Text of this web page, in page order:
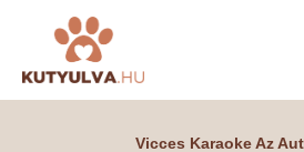
Vicces Karaoke Az